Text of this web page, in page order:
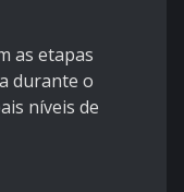
as etapas
durante o
níveis de